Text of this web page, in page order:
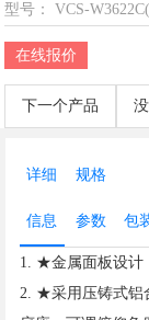
型号： VCS-
在线报价
下一个产品
详细
信息
规格
参数 包
1. ★金属面板设计
2. ★采用压铸式铝